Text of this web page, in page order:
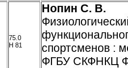
75.0
Н 81
Нопин С. В.
спортсменов :
ФГБУ СКФНКЦ